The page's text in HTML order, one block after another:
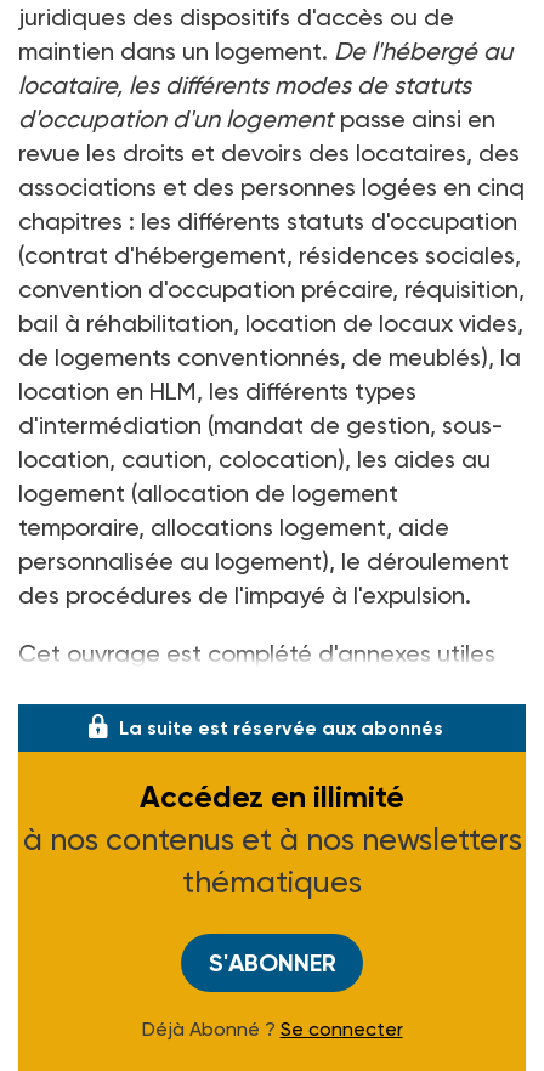
juridiques des dispositifs d'accès ou de
maintien dans un logement. De l'hébergé au
locataire, les différents modes de statuts
d'occupation d'un logementpasse ainsi en
revue les droits et devoirs des locataires, des
associations et des personnes logées en cinq
chapitres : les différents statuts d'occupation
(contrat d'hébergement, résidences sociales,
convention d'occupation précaire, réquisition,
bail à réhabilitation, location de locaux vides,
de logements conventionnés, de meublés), la
location en HLM, les différents types
d'intermédiation (mandat de gestion, sous-
location, caution, colocation), les aides au
logement (allocation de logement
temporaire, allocations logement, aide
personnalisée au logement), le déroulement
des procédures de l'impayé à l'expulsion.
Cet ouvrage est complété d'annexes utiles
La suite est réservée aux abonnés
Accédez en illimité
à nos contenus et à nos newsletters
thématiques
S'ABONNER
Déjà Abonné ? Se connecter